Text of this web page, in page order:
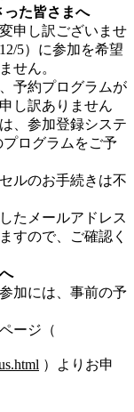
た皆さまへ
申し訳ございませ
5）に参加を希望
せん。
予約プログラムが
し訳ありません
、参加登録システ
ログラムをご予
ルのお手続きは不
たメールアドレス
すので、ご確認く
加には、事前の予
ージ（
）よりお申